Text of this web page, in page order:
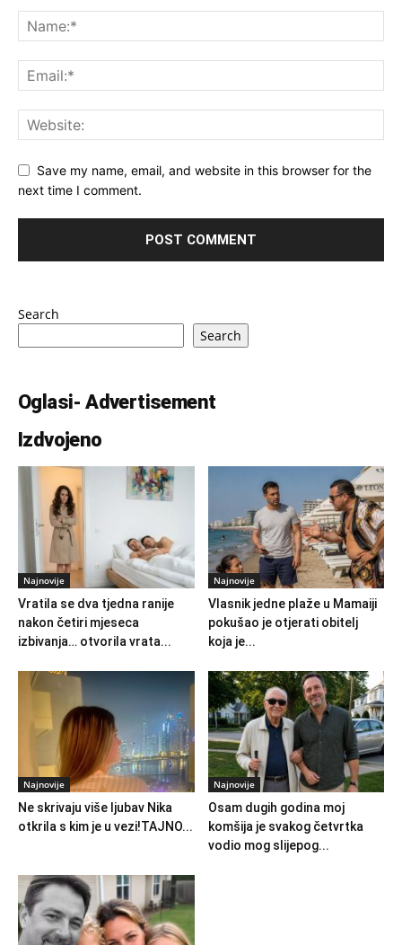
Save my name, email, and website in this browser for the
next time I comment.
Search
Search
Oglasi- Advertisement
Izdvojeno
Najnovije
Vratila se dva tjedna ranije
nakon četiri mjeseca
izbivanja… otvorila vrata...
Najnovije
Vlasnik jedne plaže u Mamaiji
pokušao je otjerati obitelj
koja je...
Najnovije
Ne skrivaju više ljubav Nika
otkrila s kim je u vezi!TAJNO...
Najnovije
Osam dugih godina moj
komšija je svakog četvrtka
vodio mog slijepog...